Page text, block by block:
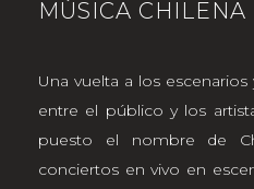
MÚSICA CHILENA
Una vuelta a los
entre el público y los
puesto el nombre de
conciertos en vivo en